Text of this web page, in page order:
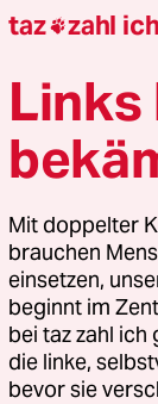
den
wirft
dem Jahr
sagte der
taz zahl ich
Links
Mit doppelter
brauchen
einsetzen,
beginnt im
bei taz zahl ich
die linke,
bevor sie